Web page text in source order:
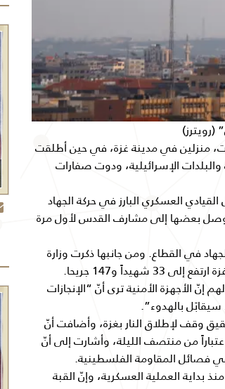
(رويترز)
منزلين في مدينة غزة، في حين أطلقت
الإسرائيلية، ودوت صفارات
العسكري البارز في حركة الجهاد
وصل بعضها إلى مشارف القدس لأول مرة
في القطاع. ومن جانبها ذكرت وزارة
و147 جريحا.
الأجهزة الأمنية ترى أنّ “الإنجازات
بالهدوء”.
وقف لإطلاق النار بغزة، وأضافت أنّ
من منتصف الليلة، وأشارت إلى أنّ
في فصائل المقاومة الفلسطينية.
1099 صاروخاً من قطاع غزة منذ بداية العملية العسكرية، وإنّ القبة